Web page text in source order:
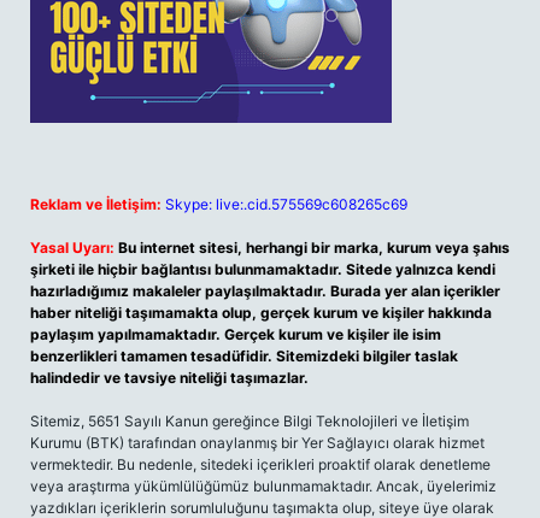
Reklam ve İletişim: Skype: live:.cid.575569c608265c69
Yasal Uyarı: Bu internet sitesi, herhangi bir marka, kurum veya şahıs
şirketi ile hiçbir bağlantısı bulunmamaktadır. Sitede yalnızca kendi
hazırladığımız makaleler paylaşılmaktadır. Burada yer alan içerikler
haber niteliği taşımamakta olup, gerçek kurum ve kişiler hakkında
paylaşım yapılmamaktadır. Gerçek kurum ve kişiler ile isim
benzerlikleri tamamen tesadüfidir. Sitemizdeki bilgiler taslak
halindedir ve tavsiye niteliği taşımazlar.
Sitemiz, 5651 Sayılı Kanun gereğince Bilgi Teknolojileri ve İletişim
Kurumu (BTK) tarafından onaylanmış bir Yer Sağlayıcı olarak hizmet
vermektedir. Bu nedenle, sitedeki içerikleri proaktif olarak denetleme
veya araştırma yükümlülüğümüz bulunmamaktadır. Ancak, üyelerimiz
yazdıkları içeriklerin sorumluluğunu taşımakta olup, siteye üye olarak